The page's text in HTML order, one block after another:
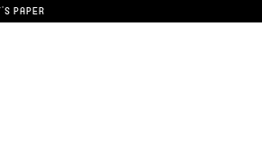
PAPER